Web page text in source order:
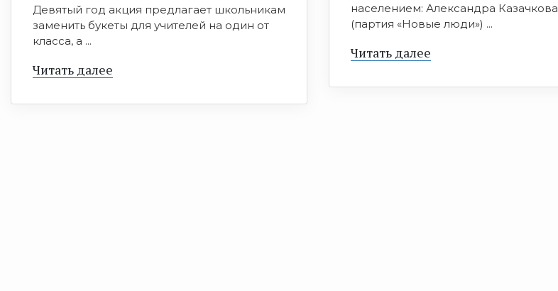
Девятый год акция предлагает школьникам
заменить букеты для учителей на один от
класса, а ...
Читать далее
населением: Александра Казачкова
(партия «Новые люди») ...
Читать далее